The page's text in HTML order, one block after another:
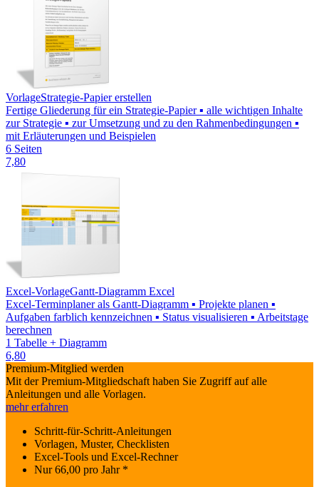
VorlageStrategie-Papier erstellen
Fertige Gliederung für ein Strategie-Papier ▪ alle wichtigen Inhalte
zur Strategie ▪ zur Umsetzung und zu den Rahmenbedingungen ▪
mit Erläuterungen und Beispielen
6 Seiten
7,80
Excel-VorlageGantt-Diagramm Excel
Excel-Terminplaner als Gantt-Diagramm ▪ Projekte planen ▪
Aufgaben farblich kennzeichnen ▪ Status visualisieren ▪ Arbeitstage
berechnen
1 Tabelle + Diagramm
6,80
Premium-Mitglied werden
Mit der Premium-Mitgliedschaft haben Sie Zugriff auf alle
Anleitungen und alle Vorlagen.
mehr erfahren
Schritt-für-Schritt-Anleitungen
Vorlagen, Muster, Checklisten
Excel-Tools und Excel-Rechner
Nur66,00 pro Jahr *